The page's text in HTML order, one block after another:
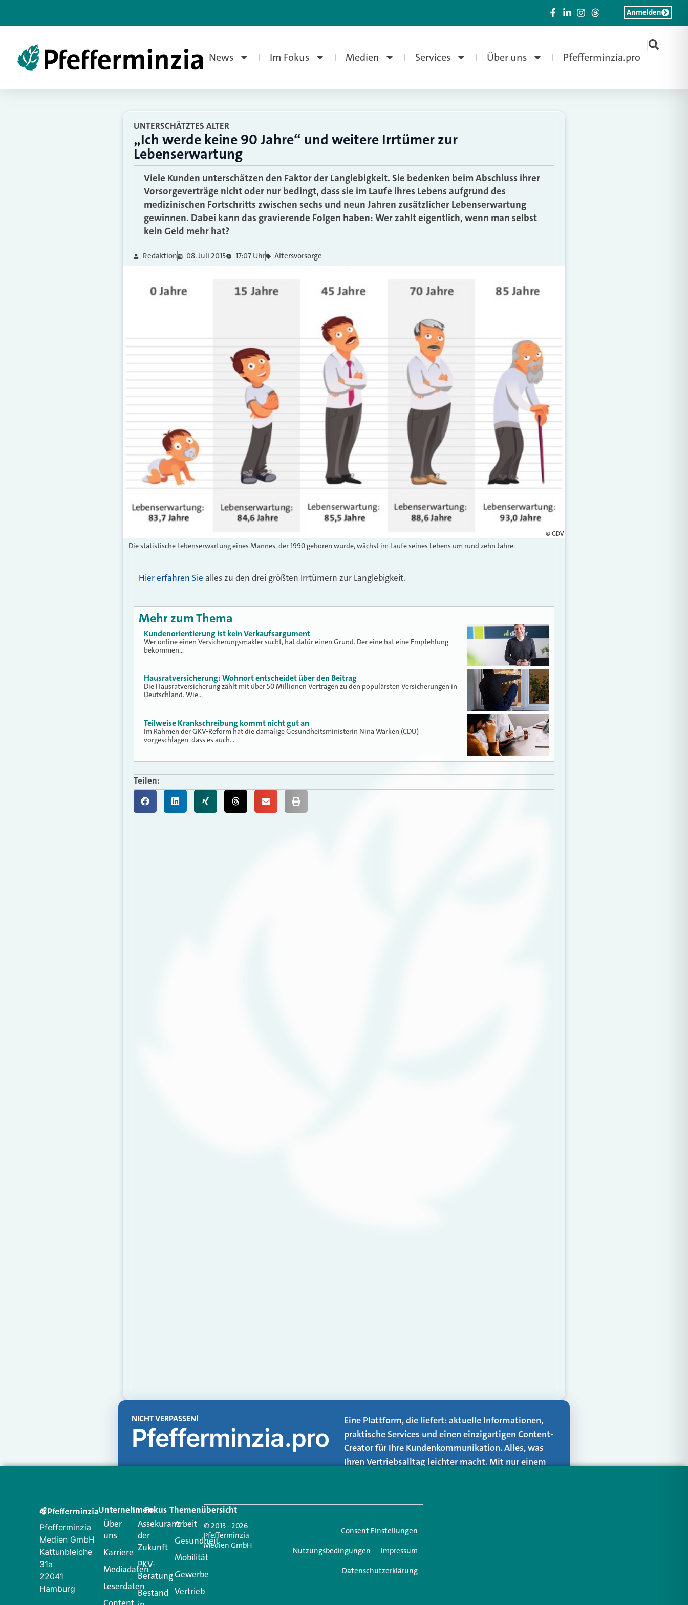
News Im Fokus Medien Services Über uns Pfefferminzia.pro
|
Anmelden
UNTERSCHÄTZTES ALTER
„Ich werde keine 90 Jahre“ und weitere Irrtümer zur
Lebenserwartung
Viele Kunden unterschätzen den Faktor der Langlebigkeit. Sie bedenken beim Abschluss ihrer
Vorsorgeverträge nicht oder nur bedingt, dass sie im Laufe ihres Lebens aufgrund des
medizinischen Fortschritts zwischen sechs und neun Jahren zusätzlicher Lebenserwartung
gewinnen. Dabei kann das gravierende Folgen haben: Wer zahlt eigentlich, wenn man selbst
kein Geld mehr hat?
Redaktion 08. Juli 2015 17:07 Uhr Altersvorsorge
© GDV
Die statistische Lebenserwartung eines Mannes, der 1990 geboren wurde, wächst im Laufe seines Lebens um rund zehn Jahre.
Hier erfahren Sie alles zu den drei größten Irrtümern zur Langlebigkeit.
Mehr zum Thema
Kundenorientierung ist kein Verkaufsargument
Wer online einen Versicherungsmakler sucht, hat dafür einen Grund. Der eine hat eine Empfehlung
bekommen…
Hausratversicherung: Wohnort entscheidet über den Beitrag
Die Hausratversicherung zählt mit über 50 Millionen Verträgen zu den populärsten Versicherungen in
Deutschland. Wie…
Teilweise Krankschreibung kommt nicht gut an
Im Rahmen der GKV-Reform hat die damalige Gesundheitsministerin Nina Warken (CDU)
vorgeschlagen, dass es auch…
Teilen:
NICHT VERPASSEN!
Pfefferminzia.pro
Eine Plattform, die liefert: aktuelle Informationen,
praktische Services und einen einzigartigen Content-
Creator für Ihre Kundenkommunikation. Alles, was
Ihren Vertriebsalltag leichter macht. Mit nur einem
Pfefferminzia
Medien GmbH
Kattunbleiche
31a
22041
Hamburg
Unternehmen
Über
uns
Karriere
Mediadaten
Leserdaten
Im Fokus
Assekuranz
der
Zukunft
PKV-
Beratung
Bestand
Themenübersicht
Arbeit
Gesundheit
Mobilität
Gewerbe
Vertrieb
© 2013 - 2026
Pfefferminzia
Medien GmbH
Consent Einstellungen
Nutzungsbedingungen
Impressum
Datenschutzerklärung